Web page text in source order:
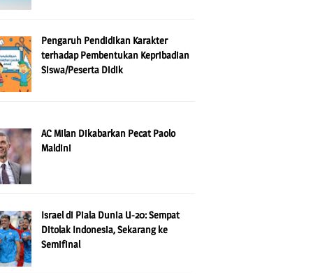
Pengaruh Pendidikan Karakter
terhadap Pembentukan Kepribadian
Siswa/Peserta Didik
AC Milan Dikabarkan Pecat Paolo
Maldini
Israel di Piala Dunia U-20: Sempat
Ditolak Indonesia, Sekarang ke
Semifinal